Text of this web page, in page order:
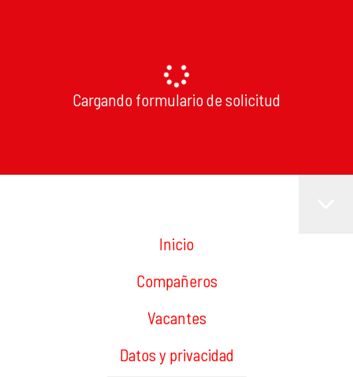
Cargando formulario de solicitud
Inicio
Compañeros
Vacantes
Datos y privacidad